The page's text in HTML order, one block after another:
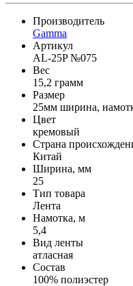
Производитель
Gamma
Артикул
AL-25P №075
Вес
15,2 грамм
Размер
25мм ширина,
Цвет
кремовый
Страна
Китай
Ширина, мм
25
Тип товара
Лента
Намотка, м
5,4
Вид ленты
атласная
Состав
100% полиэстер